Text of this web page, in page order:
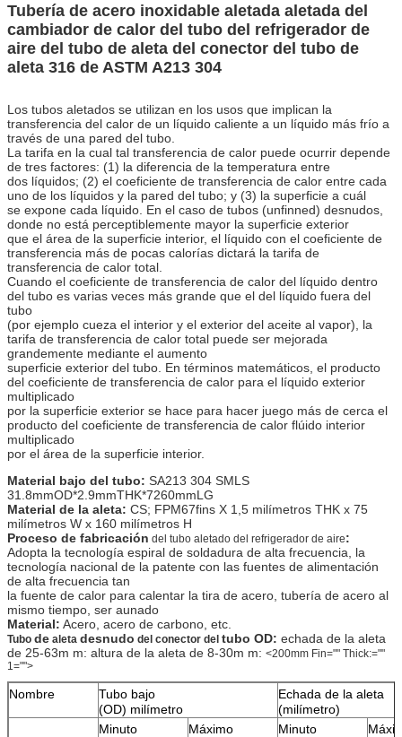
Tubería de acero inoxidable aletada aletada del
cambiador de calor del tubo del refrigerador de
aire del tubo de aleta del conector del tubo de
aleta 316 de ASTM A213 304
Los tubos aletados se utilizan en los usos que implican la
transferencia del calor de un líquido caliente a un líquido más frío a
través de una pared del tubo.
La tarifa en la cual tal transferencia de calor puede ocurrir depende
de tres factores: (1) la diferencia de la temperatura entre
dos líquidos; (2) el coeficiente de transferencia de calor entre cada
uno de los líquidos y la pared del tubo; y (3) la superficie a cuál
se expone cada líquido. En el caso de tubos (unfinned) desnudos,
donde no está perceptiblemente mayor la superficie exterior
que el área de la superficie interior, el líquido con el coeficiente de
transferencia más de pocas calorías dictará la tarifa de
transferencia de calor total.
Cuando el coeficiente de transferencia de calor del líquido dentro
del tubo es varias veces más grande que el del líquido fuera del
tubo
(por ejemplo cueza el interior y el exterior del aceite al vapor), la
tarifa de transferencia de calor total puede ser mejorada
grandemente mediante el aumento
superficie exterior del tubo. En términos matemáticos, el producto
del coeficiente de transferencia de calor para el líquido exterior
multiplicado
por la superficie exterior se hace para hacer juego más de cerca el
producto del coeficiente de transferencia de calor flúido interior
multiplicado
por el área de la superficie interior.
Material bajo del tubo: SA213 304 SMLS
31.8mmOD*2.9mmTHK*7260mmLG
Material de la aleta: CS; FPM67fins X 1,5 milímetros THK x 75
milímetros W x 160 milímetros H
Proceso de fabricación del tubo aletado del refrigerador de aire:
Adopta la tecnología espiral de soldadura de alta frecuencia, la
tecnología nacional de la patente con las fuentes de alimentación
de alta frecuencia tan
la fuente de calor para calentar la tira de acero, tubería de acero al
mismo tiempo, ser aunado
Material: Acero, acero de carbono, etc.
Tubo de aleta desnudo del conector del tubo OD: echada de la aleta
de 25-63m m: altura de la aleta de 8-30m m: <200mm Fin="" Thick:=""
1="">
Nombre
Tubo bajo
(OD) milímetro
Echada de la aleta
(milímetro)
Minuto
Máximo Minuto